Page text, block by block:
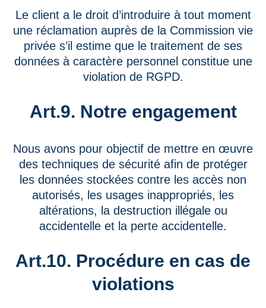
Le client a le droit d’introduire à tout moment
une réclamation auprès de la Commission vie
privée s’il estime que le traitement de ses
données à caractère personnel constitue une
violation de RGPD.
Art.9. Notre engagement
Nous avons pour objectif de mettre en œuvre
des techniques de sécurité afin de protéger
les données stockées contre les accès non
autorisés, les usages inappropriés, les
altérations, la destruction illégale ou
accidentelle et la perte accidentelle.
Art.10. Procédure en cas de
violations